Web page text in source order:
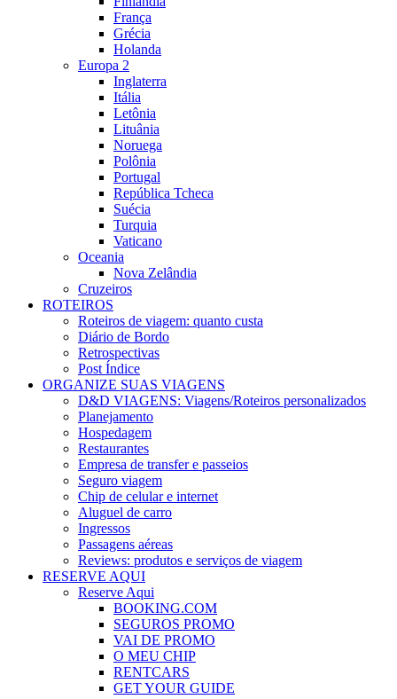
França
Grécia
Holanda
Europa 2
Inglaterra
Itália
Letônia
Lituânia
Noruega
Polônia
Portugal
República Tcheca
Suécia
Turquia
Vaticano
Oceania
Nova Zelândia
Cruzeiros
ROTEIROS
Roteiros de viagem: quanto custa
Diário de Bordo
Retrospectivas
Post Índice
ORGANIZE SUAS VIAGENS
D&D VIAGENS: Viagens/Roteiros personalizados
Planejamento
Hospedagem
Restaurantes
Empresa de transfer e passeios
Seguro viagem
Chip de celular e internet
Aluguel de carro
Ingressos
Passagens aéreas
Reviews: produtos e serviços de viagem
RESERVE AQUI
Reserve Aqui
BOOKING.COM
SEGUROS PROMO
VAI DE PROMO
O MEU CHIP
RENTCARS
GET YOUR GUIDE